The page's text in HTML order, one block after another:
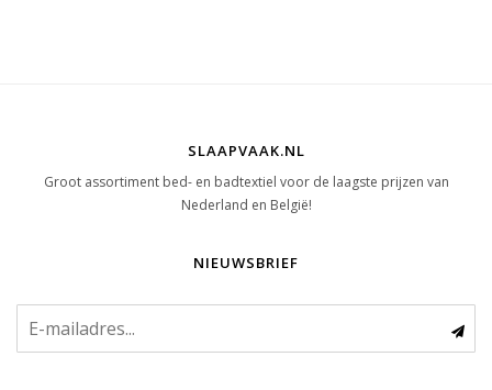
SLAAPVAAK.NL
Groot assortiment bed- en badtextiel voor de laagste prijzen van
Nederland en België!
NIEUWSBRIEF